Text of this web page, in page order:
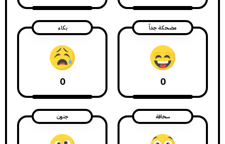
مضحكة جداً
0
بكاء
0
سخافة جنون